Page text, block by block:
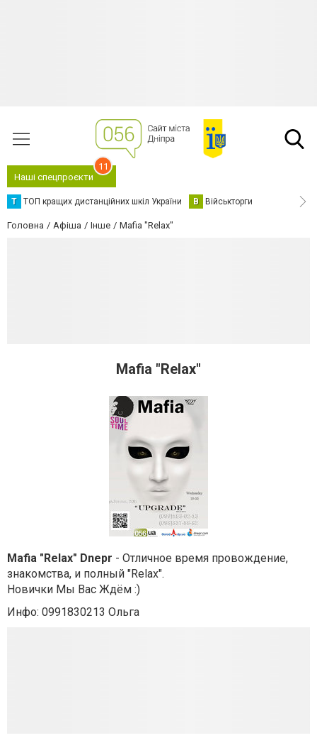
Наші спецпроєкти
11
Т ТОП кращих дистанційних шкіл України В Військторги
Головна Афіша Інше Mafia "Relax"
Mafia "Relax"
Mafia "Relax" Dnepr - Отличное время провождение,
знакомства, и полный "Relax".
Новички Мы Вас Ждём :)
Инфо: 0991830213 Ольга